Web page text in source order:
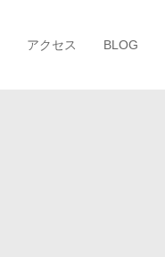
アクセス BLOG